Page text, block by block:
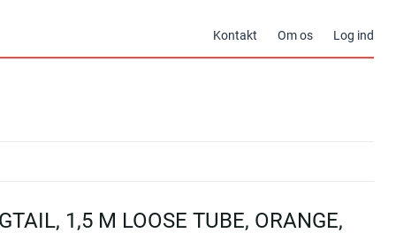
Kontakt Om os Log ind
1,5 M LOOSE TUBE, ORANGE,